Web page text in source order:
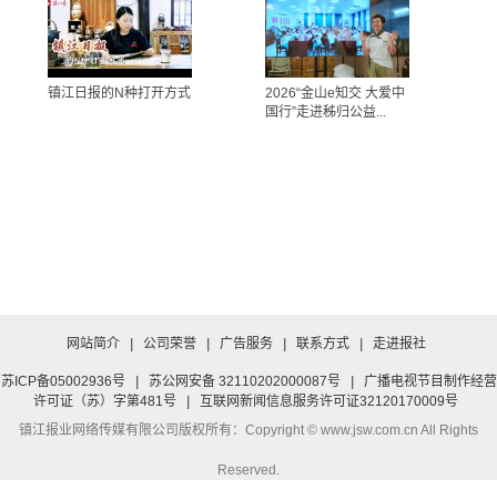
镇江日报的N种打开方式
2026“金山e知交 大爱中
国行”走进秭归公益...
网站简介 | 公司荣誉 | 广告服务 | 联系方式 | 走进报社
苏ICP备05002936号 | 苏公网安备 32110202000087号 |
广播电视节目制作经营
许可证（苏）字第481号
|
互联网新闻信息服务许可证32120170009号
镇江报业网络传媒有限公司版权所有：Copyright © www.jsw.com.cn All Rights
Reserved.